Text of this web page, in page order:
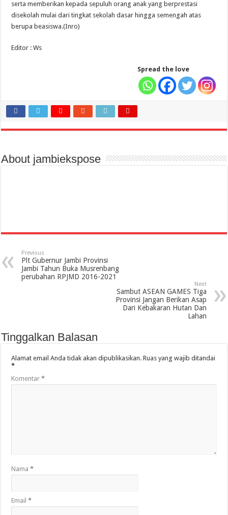
serta memberikan kepada sepuluh orang anak yang berprestasi
disekolah mulai dari tingkat sekolah dasar hingga semengah atas
berupa beasiswa.(Inro)
Editor : Ws
Spread the love
About jambiekspose
Previous
Plt Gubernur Jambi Provinsi
Jambi Tahun Buka Musrenbang
perubahan RPJMD 2016-2021
Next
Sambut ASEAN GAMES Tiga
Provinsi Jangan Berikan Asap
Dari Kebakaran Hutan Dan
Lahan
Tinggalkan Balasan
Alamat email Anda tidak akan dipublikasikan. Ruas yang wajib ditandai
*
Komentar*
Nama*
Email*